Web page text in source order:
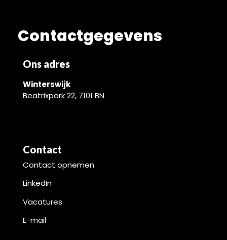
Contactgegevens
Ons adres
Winterswijk
Beatrixpark 22, 7101 BN
Contact
Contact opnemen
LinkedIn
Vacatures
E-mail